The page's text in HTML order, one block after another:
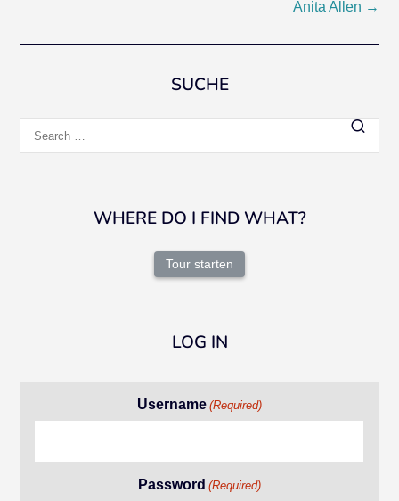
Anita Allen →
SUCHE
for:
WHERE DO I FIND WHAT?
Tour starten
LOG IN
Username (Required)
Password (Required)